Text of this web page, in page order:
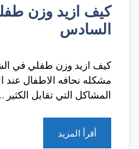
كيف ازيد وزن
السادس
كيف ازيد وزن طفلي في
مشكله نحافه الاطفال عند
المشاكل التي تقابل الكثير
أقرأ المزيد